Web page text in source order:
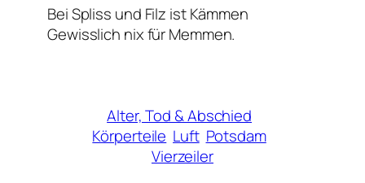
Bei Spliss und Filz ist Kämmen
Gewisslich nix für Memmen.
Alter, Tod & Abschied
Körperteile Luft Potsdam
Vierzeiler